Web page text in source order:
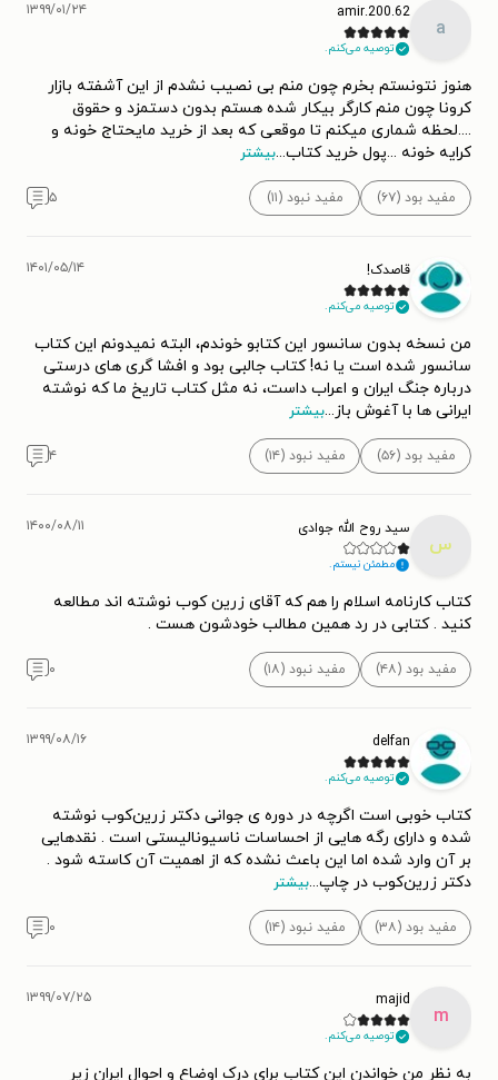
a
amir.200.62
توصیه می‌کنم.
۱۳۹۹/۰۱/۲۴
هنوز نتونستم بخرم چون منم بی نصیب نشدم از این آشفته بازار
کرونا چون منم کارگر بیکار شده هستم بدون دستمزد و حقوق
....لحظه شماری میکنم تا موقعی که بعد از خرید مایحتاج خونه و
کرایه خونه ...پول خرید کتاب...بیشتر
مفید بود (۶۷) مفید نبود (۱۱) ۵
قاصدک!
توصیه می‌کنم.
۱۴۰۱/۰۵/۱۴
من نسخه بدون سانسور این کتابو خوندم، البته نمیدونم این کتاب
سانسور شده است یا نه! کتاب جالبی بود و افشا گری های درستی
درباره جنگ ایران و اعراب داست، نه مثل کتاب تاریخ ما که نوشته
ایرانی ها با آغوش باز...بیشتر
مفید بود (۵۶) مفید نبود (۱۴) ۴
س
سید روح الله جوادی
مطمئن نیستم.
۱۴۰۰/۰۸/۱۱
کتاب کارنامه اسلام را هم که آقای زرین کوب نوشته اند مطالعه
کنید . کتابی در رد همین مطالب خودشون هست .
مفید بود (۴۸) مفید نبود (۱۸) ۰
delfan
توصیه می‌کنم.
۱۳۹۹/۰۸/۱۶
کتاب خوبی است اگرچه در دوره ی جوانی دکتر زرین‌کوب نوشته
شده و دارای رگه هایی از احساسات ناسیونالیستی است . نقدهایی
بر آن وارد شده اما این باعث نشده که از اهمیت آن کاسته شود .
دکتر زرین‌کوب در چاپ...بیشتر
مفید بود (۳۸) مفید نبود (۱۴) ۰
m
majid
توصیه می‌کنم.
۱۳۹۹/۰۷/۲۵
به نظر من خواندن این کتاب برای درک اوضاع و احوال ایران زیر